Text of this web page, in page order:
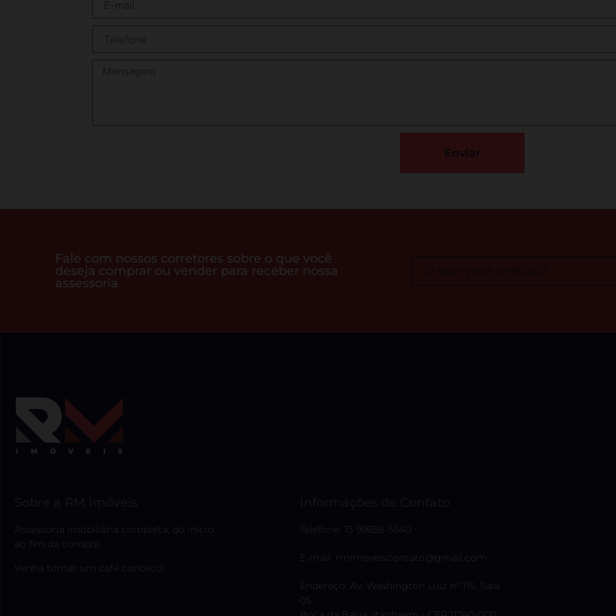
Enviar
Fale com nossos corretores sobre o que você
deseja comprar ou vender para receber nossa
assessoria
Assessoria imobiliária completa, do início
ao fim da compra.
Venha tomar um café conosco!
Telefone: 13 99658-5640
E-mail: rmimoveiscontato@gmail.com
Endereço: Av. Washington Luiz nº 115, Sala
05